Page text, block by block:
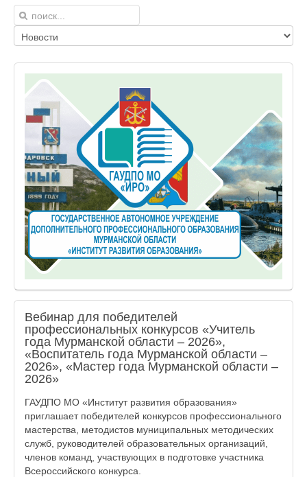
Вебинар для победителей
профессиональных конкурсов «Учитель
года Мурманской области – 2026»,
«Воспитатель года Мурманской области –
2026», «Мастер года Мурманской области –
2026»
ГАУДПО МО «Институт развития образования»
приглашает победителей конкурсов профессионального
мастерства, методистов муниципальных методических
служб, руководителей образовательных организаций,
членов команд, участвующих в подготовке участника
Всероссийского конкурса.